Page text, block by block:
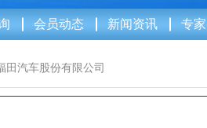
会员动态 新闻资讯 专
田汽车股份有限公司